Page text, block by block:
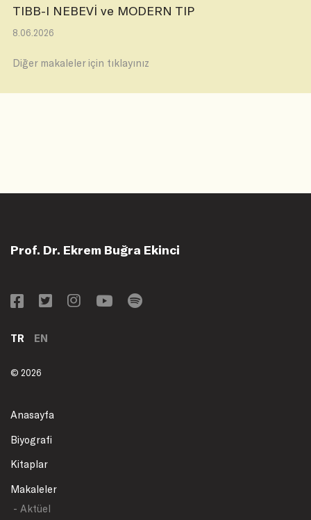
TIBB-I NEBEVİ ve MODERN TIP
8.06.2026
Diğer makaleler için tıklayınız
Prof. Dr. Ekrem Buğra Ekinci
TR EN
© 2026
Anasayfa
Biyografi
Kitaplar
Makaleler
- Aktüel